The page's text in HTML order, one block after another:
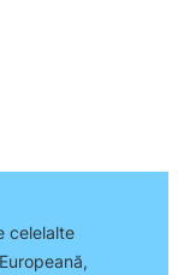
celelalte